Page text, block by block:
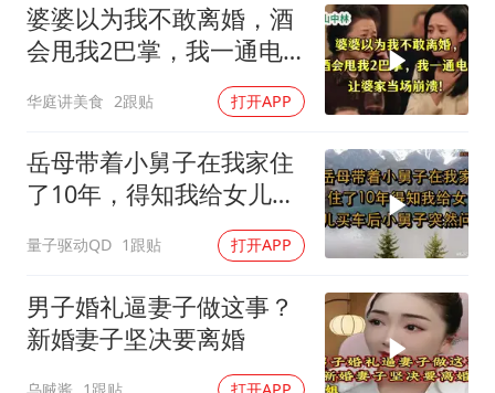
38岁演员求职万岁山NPC成功
我国外贸延续良好增长态势
胜宏科技：股票交易异常波动
夯实基础开新局
婆婆以为我不敢离婚，酒
会甩我2巴掌，我一通电
华庭讲美食 2跟贴 打开APP
岳母带着小舅子在我家住
了10年，得知我给女儿买
量子驱动QD 1跟贴 打开APP
男子婚礼逼妻子做这事？
新婚妻子坚决要离婚